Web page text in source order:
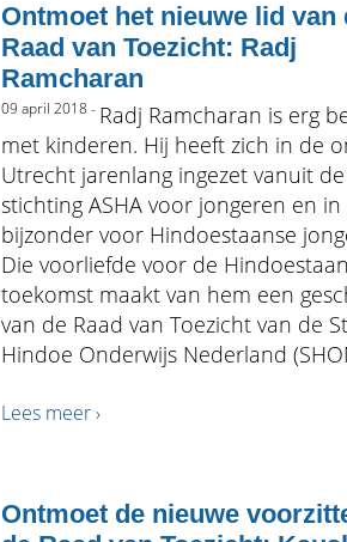
Ontmoet het nieuwe lid van
Raad van Toezicht: Radj
Ramcharan
09 april 2018 - Radj Ramcharan is erg
met kinderen. Hij heeft zich in de
Utrecht jarenlang ingezet vanuit de
stichting ASHA voor jongeren en
bijzonder voor Hindoestaanse
Die voorliefde voor de
toekomst maakt van hem een
van de Raad van Toezicht van de
Hindoe Onderwijs Nederland
Lees meer ›
Ontmoet de nieuwe